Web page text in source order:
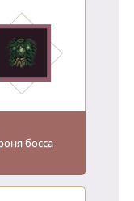
босса